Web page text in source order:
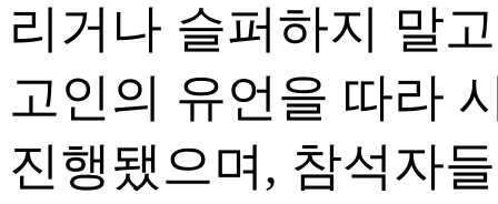
리거나 슬퍼하지 말
고인의 유언을 따라
진행됐으며, 참석자